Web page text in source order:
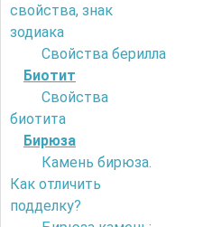
свойства, знак
зодиака
Свойства берилла
Биотит
Свойства
биотита
Бирюза
Камень бирюза.
Как отличить
подделку?